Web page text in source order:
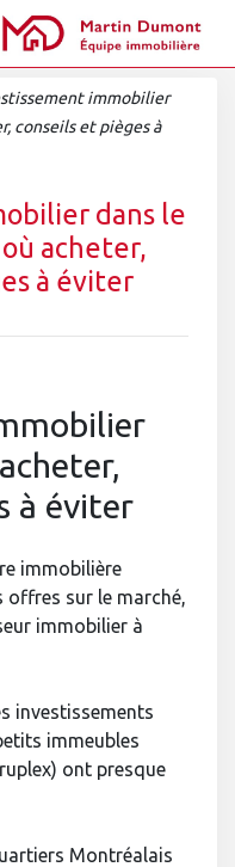
immobilier
conseils et pièges à
dans le
acheter,
à éviter
à éviter
immobilière
offres sur le marché,
immobilier à
investissements
immeubles
ont presque
Montréalais